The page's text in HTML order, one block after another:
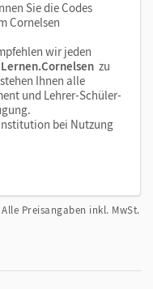
Sie die Codes
Cornelsen
wir jeden
Lernen.Cornelsen zu
Ihnen alle
und Lehrer-Schüler-
bei Nutzung
Alle Preisangaben inkl. MwSt.